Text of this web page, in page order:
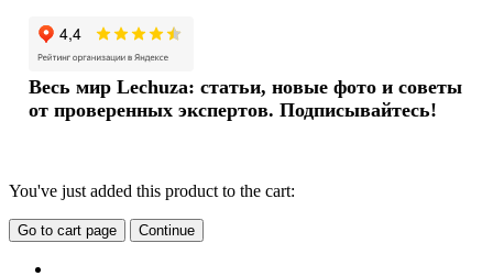
Весь мир Lechuza: статьи, новые фото и советы
от проверенных экспертов. Подписывайтесь!
You've just added this product to the cart:
Go to cart page Continue